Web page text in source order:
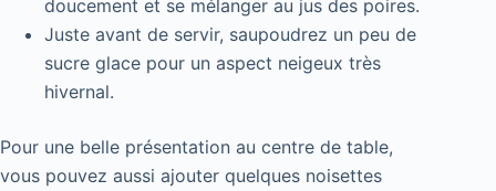
doucement et se mélanger au jus des poires.
Juste avant de servir, saupoudrez un peu de
sucre glace pour un aspect neigeux très
hivernal.
Pour une belle présentation au centre de table,
vous pouvez aussi ajouter quelques noisettes